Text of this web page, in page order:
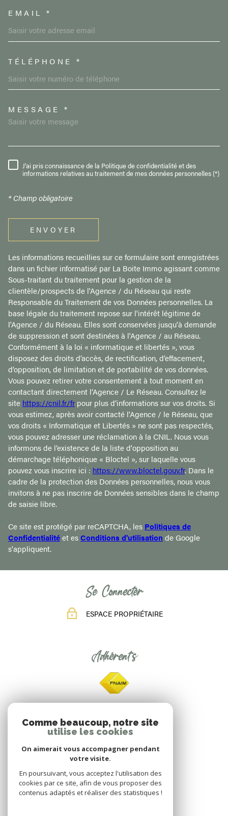
EMAIL *
TÉLÉPHONE *
MESSAGE *
RÈGLEMENTATION
J'ai pris connaissance de la Politique de confidentialité et des
informations relatives au traitement de mes données personnelles (*)
* Champ obligatoire
ENVOYER
Les informations recueillies sur ce formulaire sont enregistrées
dans un fichier informatisé par La Boite Immo agissant comme
Sous-traitant du traitement pour la gestion de la
clientèle/prospects de l'Agence / du Réseau qui reste
Responsable du Traitement de vos Données personnelles. La
base légale du traitement repose sur l'intérêt légitime de
l'Agence / du Réseau. Elles sont conservées jusqu'à demande
de suppression et sont destinées à l'Agence / au Réseau.
Conformément à la loi « informatique et libertés », vous
disposez des droits d’accès, de rectification, d’effacement,
d’opposition, de limitation et de portabilité de vos données.
Vous pouvez retirer votre consentement à tout moment en
contactant directement l’Agence / Le Réseau. Consultez le
site https://cnil.fr/fr pour plus d’informations sur vos droits. Si
vous estimez, après avoir contacté l'Agence / le Réseau, que
vos droits « Informatique et Libertés » ne sont pas respectés,
vous pouvez adresser une réclamation à la CNIL. Nous vous
informons de l’existence de la liste d'opposition au
démarchage téléphonique « Bloctel », sur laquelle vous
pouvez vous inscrire ici : https://www.bloctel.gouv.fr. Dans le
cadre de la protection des Données personnelles, nous vous
invitons à ne pas inscrire de Données sensibles dans le champ
de saisie libre.
Ce site est protégé par reCAPTCHA, les Politiques de
Confidentialitéet esConditions d'utilisation de Google
s'appliquent.
Se Connecter
ESPACE PROPRIÉTAIRE
Adhérents
Comme beaucoup, notre site
utilise les cookies
On aimerait vous accompagner pendant
votre visite.
En poursuivant, vous acceptez l'utilisation des
cookies par ce site, afin de vous proposer des
contenus adaptés et réaliser des statistiques !